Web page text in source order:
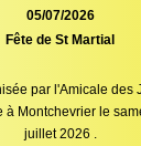
05/07/2026
Fête de St Martial
par l'Amicale des
à Montchevrier le
juillet 2026 .